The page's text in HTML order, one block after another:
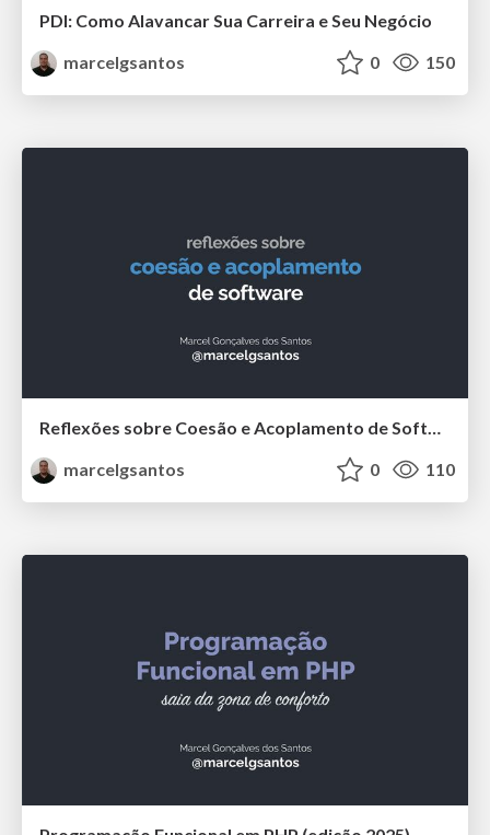
PDI: Como Alavancar Sua Carreira e Seu Negócio
marcelgsantos
0 150
Reflexões sobre Coesão e Acoplamento de Software
marcelgsantos
0 110